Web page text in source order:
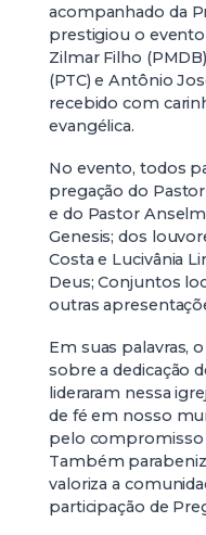
acompanhado da
prestigiou o
Zilmar Filho
(PTC) e Antônio
recebido com
evangélica.
No evento, todos
pregação do Pastor
e do Pastor
Genesis; dos
Costa e Lucivânia
Deus; Conjuntos
outras
Em suas palavras,
sobre a dedicação
lideraram nessa
de fé em nosso
pelo compromisso
Também
valoriza a
participação de